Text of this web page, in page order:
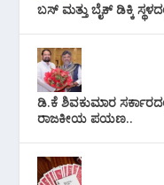
ಬಸ್ ಮತ್ತು ಬೈಕ್ ಡಿಕ್ಕಿ
ಡಿ.ಕೆ ಶಿವಕುಮಾರ
ರಾಜಕೀಯ ಪಯಣ..